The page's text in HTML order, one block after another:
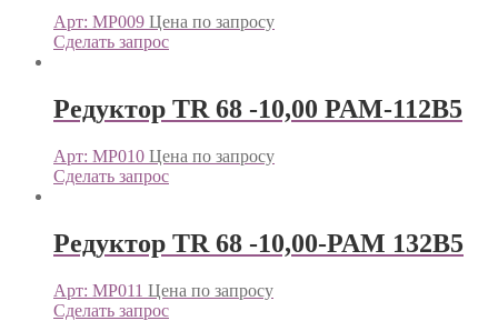
Арт: МР009 Цена по запросу
Сделать запрос
Редуктор TR 68 -10,00 PAM-112B5
Арт: МР010 Цена по запросу
Сделать запрос
Редуктор TR 68 -10,00-PAM 132B5
Арт: МР011 Цена по запросу
Сделать запрос